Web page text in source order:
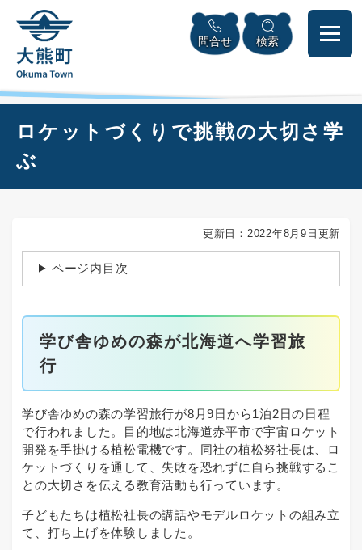
頭
メニューを飛ばして本文へ
問合せ 検索
ロケットづくりで挑戦の大切さ学
ぶ
更新日：2022年8月9日更新
ページ内目次
学び舎ゆめの森が北海道へ学習旅
行
学び舎ゆめの森の学習旅行が8月9日から1泊2日の日程
で行われました。目的地は北海道赤平市で宇宙ロケット
開発を手掛ける植松電機です。同社の植松努社長は、ロ
ケットづくりを通して、失敗を恐れずに自ら挑戦するこ
との大切さを伝える教育活動も行っています。
子どもたちは植松社長の講話やモデルロケットの組み立
て、打ち上げを体験しました。